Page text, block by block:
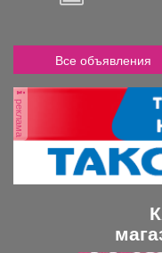
Все объявления
реклама